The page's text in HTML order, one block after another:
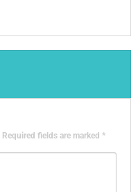
Required fields are marked *